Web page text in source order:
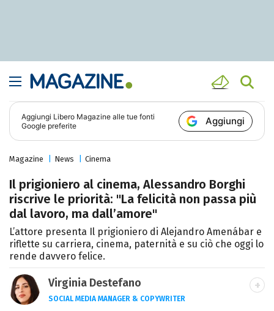
Aggiungi Libero Magazine alle tue fonti
Google preferite
Aggiungi
Magazine News Cinema
Il prigioniero al cinema, Alessandro Borghi
riscrive le priorità: "La felicità non passa più
dal lavoro, ma dall’amore"
L’attore presenta Il prigioniero di Alejandro Amenábar e
riflette su carriera, cinema, paternità e su ciò che oggi lo
rende davvero felice.
Virginia Destefano
SOCIAL MEDIA MANAGER & COPYWRITER